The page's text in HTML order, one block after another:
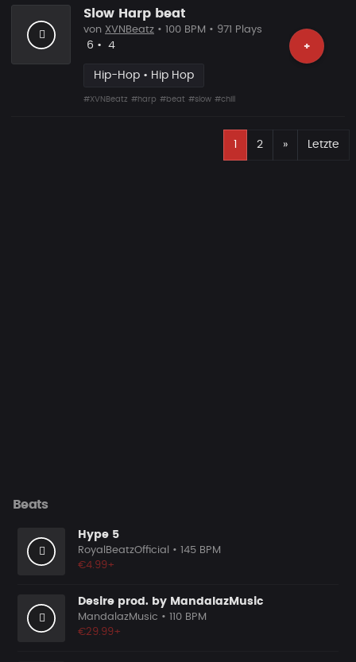
Slow Harp beat
+
von XVNBeatz • 100 BPM • 971 Plays
Likes
6 • Vorgeschlagen
4
Hip-Hop • Hip Hop
#XVNBeatz #harp #beat #slow #chill
2 »Nächste
Letzte
Beats
Hype 5
RoyalBeatzOfficial
• 145 BPM
€4.99+
Desire prod. by MandalazMusic
MandalazMusic • 110 BPM
€29.99+